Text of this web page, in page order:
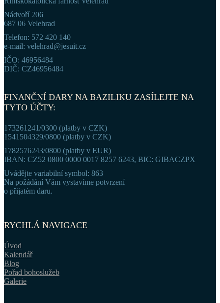
Nádvoří 206
687 06 Velehrad
Telefon: 572 420 140
e-mail: velehrad@jesuit.cz
IČO: 46956484
DIČ: CZ46956484
FINANČNÍ DARY NA BAZILIKU ZASÍLEJTE NA
TYTO ÚČTY:
173261241/0300 (platby v CZK)
1541504329/0800 (platby v CZK)
1782576243/0800 (platby v EUR)
IBAN: CZ52 0800 0000 0017 8257 6243, BIC: GIBACZPX
Uvádějte variabilní symbol: 863
Na požádání Vám vystavíme potvrzení
o přijatém daru.
RYCHLÁ NAVIGACE
Úvod
Kalendář
Blog
Pořad bohoslužeb
Galerie